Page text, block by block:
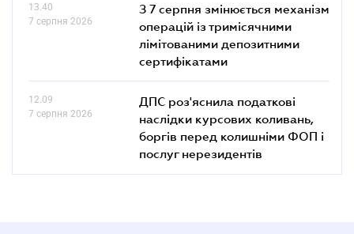
13.40
7 серпня 2026
З 7 серпня змінюється механізм
операцій із тримісячними
лімітованими депозитними
сертифікатами
12.09
7 серпня 2026
ДПС роз'яснила податкові
наслідки курсових коливань,
боргів перед колишніми ФОП і
послуг нерезидентів